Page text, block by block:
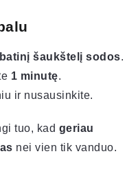
šaukštelį sodos.
1 minutę.
ir nusausinkite.
tuo, kad geriau
nei vien tik vanduo.